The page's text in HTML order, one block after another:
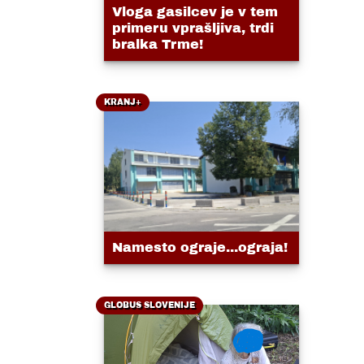
Vloga gasilcev je v tem
primeru vprašljiva, trdi
bralka Trme!
KRANJ+
Namesto ograje...ograja!
GLOBUS SLOVENIJE